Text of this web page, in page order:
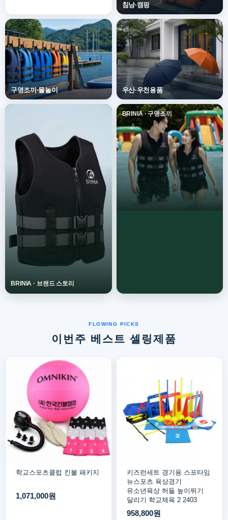
이번주 베스트 셀링제품
학교스포츠클럽 킨볼 패키지
1,071,000원
키즈런세트 경기용 스포타임
뉴스포츠 육상경기
유소년육상 허들 높이뛰기
달리기 학교체육 2 2403
958,800원